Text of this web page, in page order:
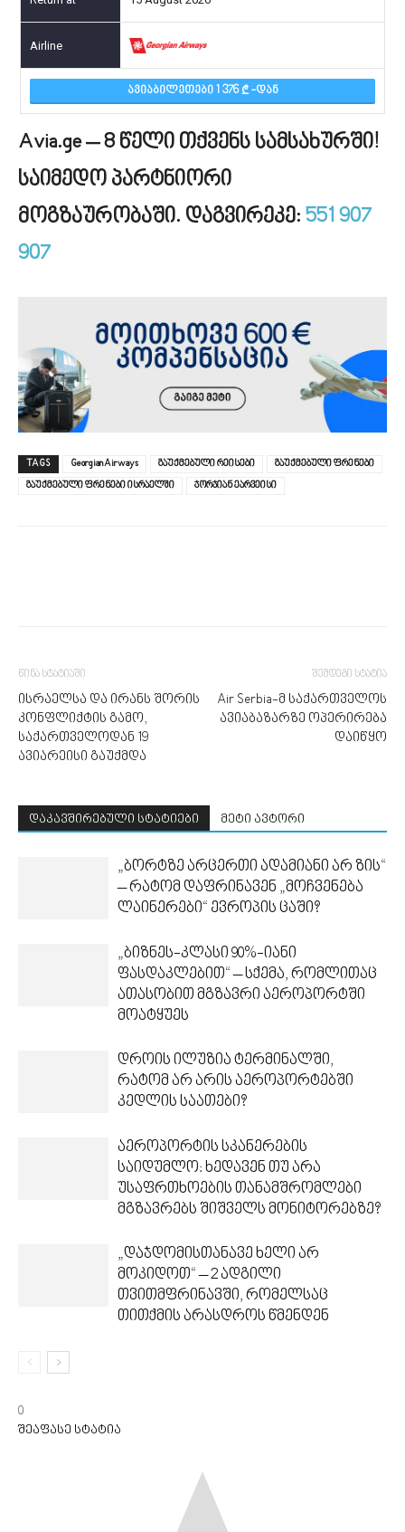
ᲐᲕᲘᲐᲑᲘᲚᲔᲗᲔᲑᲘ 1 376 -ᲓᲐᲜ
Avia.ge – 8 წელი თქვენს სამსახურში!
საიმედო პარტნიორი
მოგზაურობაში. დაგვირეკე: 551 907
907
TAGS Georgian Airways გაუქმებული რეისები
გაუქმებული ფრენები
გაუქმებული ფრენები ისრაელში
ჯორჯიან ეარვეისი
წინა სტატიაში
ისრაელსა და ირანს შორის
კონფლიქტის გამო,
საქართველოდან 19
ავიარეისი გაუქმდა
შემდეგი სტატია
Air Serbia-მ საქართველოს
ავიაბაზარზე ოპერირება
დაიწყო
დაკავშირებული სტატიები მეტი ავტორი
„ბორტზე არცერთი ადამიანი არ ზის“
– რატომ დაფრინავენ „მოჩვენება
ლაინერები“ ევროპის ცაში?
„ბიზნეს-კლასი 90%-იანი
ფასდაკლებით“ – სქემა, რომლითაც
ათასობით მგზავრი აეროპორტში
მოატყუეს
დროის ილუზია ტერმინალში,
რატომ არ არის აეროპორტებში
კედლის საათები?
აეროპორტის სკანერების
საიდუმლო: ხედავენ თუ არა
უსაფრთხოების თანამშრომლები
მგზავრებს შიშველს მონიტორებზე?
„დაჯდომისთანავე ხელი არ
მოკიდოთ“ – 2 ადგილი
თვითმფრინავში, რომელსაც
თითქმის არასდროს წმენდენ
0
შეაფასე სტატია